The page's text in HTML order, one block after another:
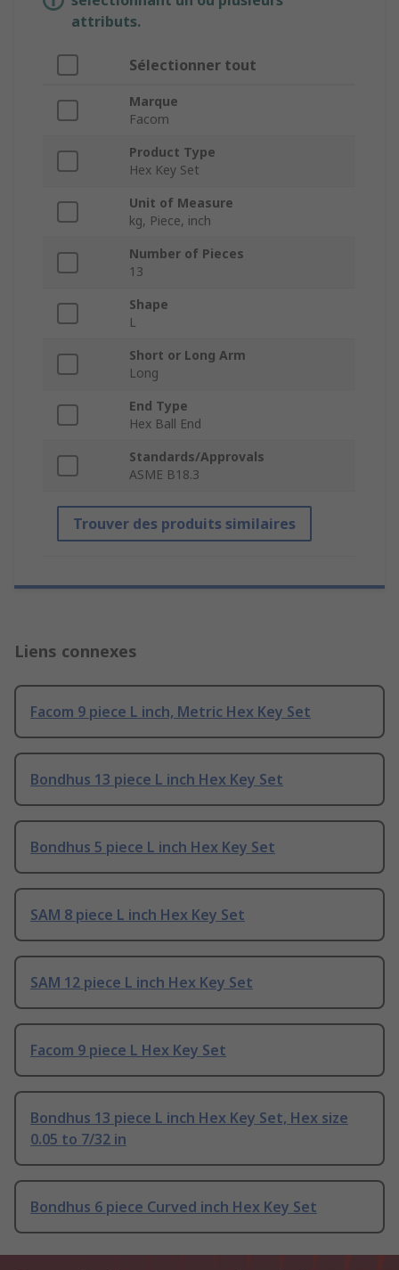
attributs.
Sélectionner tout
Marque
Facom
Product Type
Hex Key Set
Unit of Measure
kg, Piece, inch
Number of Pieces
13
Shape
L
Short or Long Arm
Long
End Type
Hex Ball End
Standards/Approvals
ASME B18.3
Trouver des produits similaires
Liens connexes
Facom 9 piece L inch, Metric Hex Key Set
Bondhus 13 piece L inch Hex Key Set
Bondhus 5 piece L inch Hex Key Set
SAM 8 piece L inch Hex Key Set
SAM 12 piece L inch Hex Key Set
Facom 9 piece L Hex Key Set
Bondhus 13 piece L inch Hex Key Set, Hex size
0.05 to 7/32 in
Bondhus 6 piece Curved inch Hex Key Set